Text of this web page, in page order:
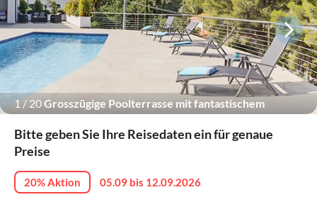
1/ 20Grosszügige Poolterrasse mit fantastischem
Bitte geben Sie Ihre Reisedaten ein für genaue
Preise
20% Aktion 05.09 bis 12.09.2026